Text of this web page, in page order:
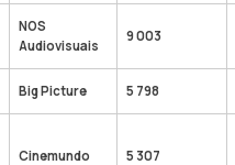
NOS
Audiovisuais
9 003
Big Picture 5 798
Cinemundo 5 307